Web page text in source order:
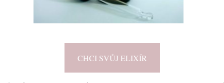
CHCI SVŮJ ELIXÍR